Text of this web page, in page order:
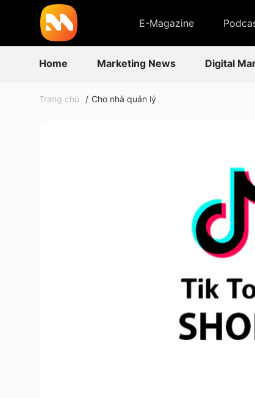
E-Magazine
Home Marketing News Digital
Trang chủ Cho nhà quản lý